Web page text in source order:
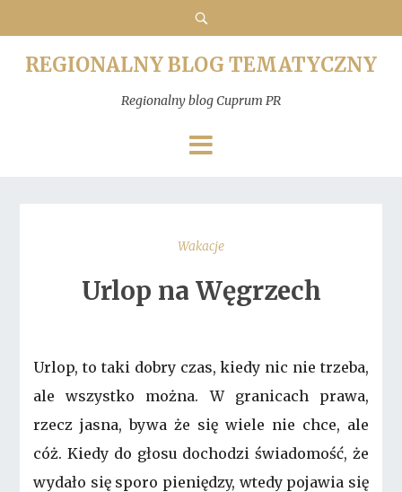
REGIONALNY BLOG TEMATYCZNY
Regionalny blog Cuprum PR
Wakacje
Urlop na Węgrzech
Urlop, to taki dobry czas, kiedy nic nie trzeba,
ale wszystko można. W granicach prawa,
rzecz jasna, bywa że się wiele nie chce, ale
cóż. Kiedy do głosu dochodzi świadomość, że
wydało się sporo pieniędzy, wtedy pojawia się